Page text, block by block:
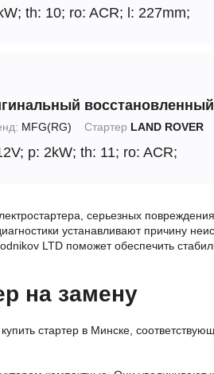
th: 10; ro: ACR; l: 227mm;
восстановленный
MFG(RG) Стартер LAND ROVER
p: 2kW; th: 11; ro: ACR;
серьезных
устанавливают причину
LTD поможет обеспечить
на замену
стартер в Минске,